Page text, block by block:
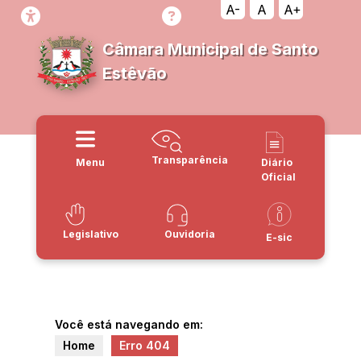
A- A A+
Câmara Municipal de Santo
Estêvão
Menu Transparência
Diário
Oficial
Legislativo Ouvidoria E-sic
Você está navegando em:
Home
Erro 404